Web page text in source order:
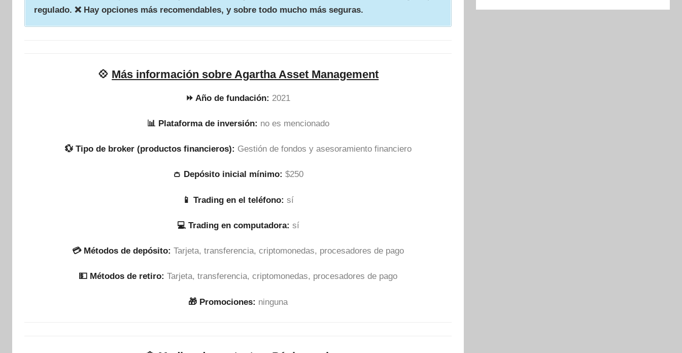
regulado. ❌ Hay opciones más recomendables, y sobre todo mucho más seguras.
💠 Más información sobre Agartha Asset Management
⏩ Año de fundación: 2021
📊 Plataforma de inversión: no es mencionado
💱 Tipo de broker (productos financieros): Gestión de fondos y asesoramiento financiero
👛 Depósito inicial mínimo: $250
📱 Trading en el teléfono: sí
💻 Trading en computadora: sí
💳 Métodos de depósito: Tarjeta, transferencia, criptomonedas, procesadores de pago
💵​ Métodos de retiro: Tarjeta, transferencia, criptomonedas, procesadores de pago
🎁 Promociones: ninguna